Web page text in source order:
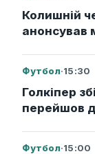
Колишній
анонсував
Футбол·15:30
Голкіпер
перейшов
Футбол·15:00